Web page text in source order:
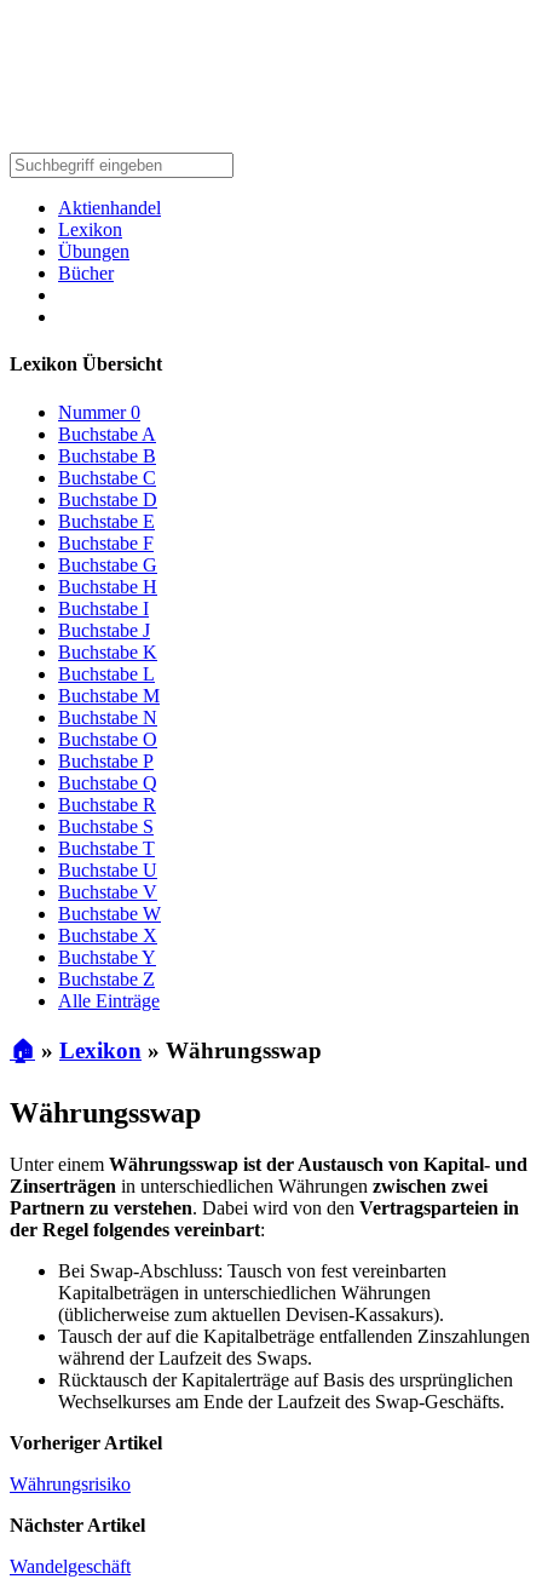
Aktienhandel
Lexikon
Übungen
Bücher
Lexikon Übersicht
Nummer 0
Buchstabe A
Buchstabe B
Buchstabe C
Buchstabe D
Buchstabe E
Buchstabe F
Buchstabe G
Buchstabe H
Buchstabe I
Buchstabe J
Buchstabe K
Buchstabe L
Buchstabe M
Buchstabe N
Buchstabe O
Buchstabe P
Buchstabe Q
Buchstabe R
Buchstabe S
Buchstabe T
Buchstabe U
Buchstabe V
Buchstabe W
Buchstabe X
Buchstabe Y
Buchstabe Z
Alle Einträge
🏠 » Lexikon » Währungsswap
Währungsswap
Unter einem Währungsswap ist der Austausch von Kapital- und
Zinserträgen in unterschiedlichen Währungen zwischen zwei
Partnern zu verstehen. Dabei wird von den Vertragsparteien in
der Regel folgendes vereinbart:
Bei Swap-Abschluss: Tausch von fest vereinbarten
Kapitalbeträgen in unterschiedlichen Währungen
(üblicherweise zum aktuellen Devisen-Kassakurs).
Tausch der auf die Kapitalbeträge entfallenden Zinszahlungen
während der Laufzeit des Swaps.
Rücktausch der Kapitalerträge auf Basis des ursprünglichen
Wechselkurses am Ende der Laufzeit des Swap-Geschäfts.
Vorheriger Artikel
Währungsrisiko
Nächster Artikel
Wandelgeschäft